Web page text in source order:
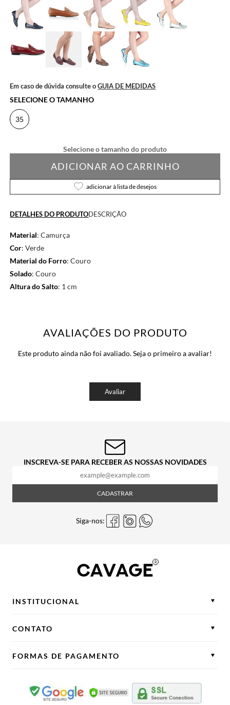
SELECIONE O TAMANHO
Em caso de dúvida consulte oGUIA DE MEDIDAS
35
ADICIONAR AO CARRINHO
adicionar à lista de desejos
DETALHES DO PRODUTODESCRIÇÃO
Material: Camurça
Cor: Verde
Material do Forro: Couro
Solado: Couro
Altura do Salto: 1 cm
AVALIAÇÕES DO PRODUTO
Este produto ainda não foi avaliado. Seja o primeiro a avaliar!
Avaliar
INSCREVA-SE PARA RECEBER AS NOSSAS NOVIDADES
CADASTRAR
Siga-nos:
INSTITUCIONAL
CONTATO
FORMAS DE PAGAMENTO